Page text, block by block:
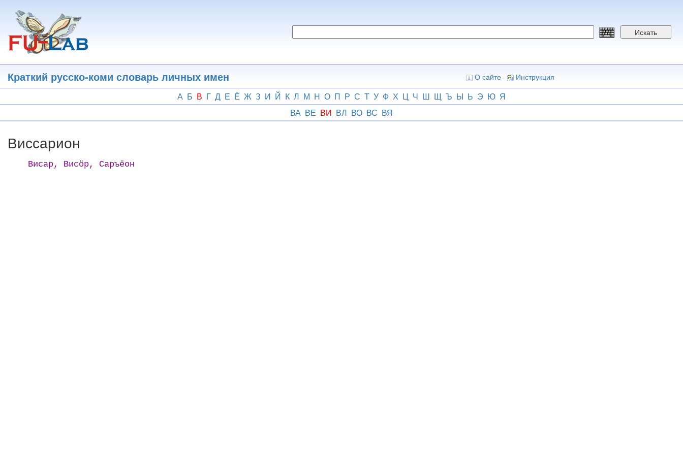
основному
содержанию
Искать
Краткий русско-коми словарь личных имен О сайте Инструкция
А Б В Г Д Е Ё Ж З И Й К Л М Н О П Р С Т У Ф Х Ц Ч Ш Щ Ъ Ы Ь Э Ю Я
ВА ВЕ ВИ ВЛ ВО ВС ВЯ
Виссарион
Висар, Висӧр, Саръёон